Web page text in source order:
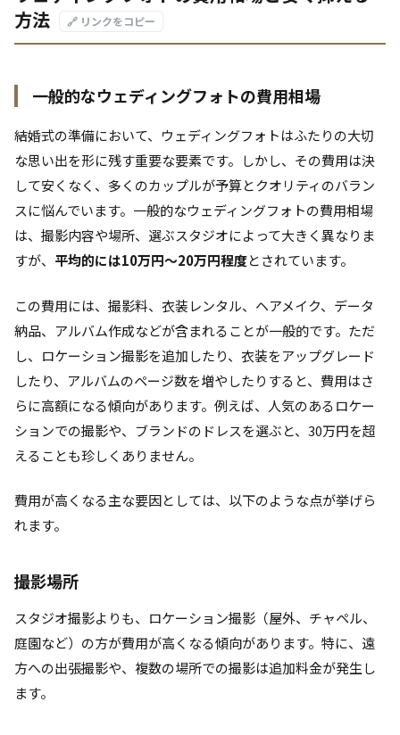
方法
🔗 リンクをコピー
一般的なウェディングフォトの費用相場
結婚式の準備において、ウェディングフォトはふたりの大切
な思い出を形に残す重要な要素です。しかし、その費用は決
して安くなく、多くのカップルが予算とクオリティのバラン
スに悩んでいます。一般的なウェディングフォトの費用相場
は、撮影内容や場所、選ぶスタジオによって大きく異なりま
すが、 平均的には10万円〜20万円程度とされています。
この費用には、撮影料、衣装レンタル、ヘアメイク、データ
納品、アルバム作成などが含まれることが一般的です。ただ
し、ロケーション撮影を追加したり、衣装をアップグレード
したり、アルバムのページ数を増やしたりすると、費用はさ
らに高額になる傾向があります。例えば、人気のあるロケー
ションでの撮影や、ブランドのドレスを選ぶと、30万円を超
えることも珍しくありません。
費用が高くなる主な要因としては、以下のような点が挙げら
れます。
撮影場所
スタジオ撮影よりも、ロケーション撮影（屋外、チャペル、
庭園など）の方が費用が高くなる傾向があります。特に、遠
方への出張撮影や、複数の場所での撮影は追加料金が発生し
ます。